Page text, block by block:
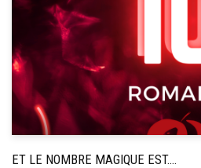
ET LE NOMBRE MAGIQUE EST….